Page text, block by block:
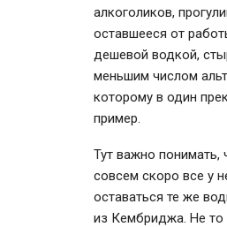
алкоголиков,
оставшееся от
дешевой водкой,
меньшим числом
которому в один
пример.
Тут важно
совсем скоро все у
оставаться те же
из Кембриджа. Не то